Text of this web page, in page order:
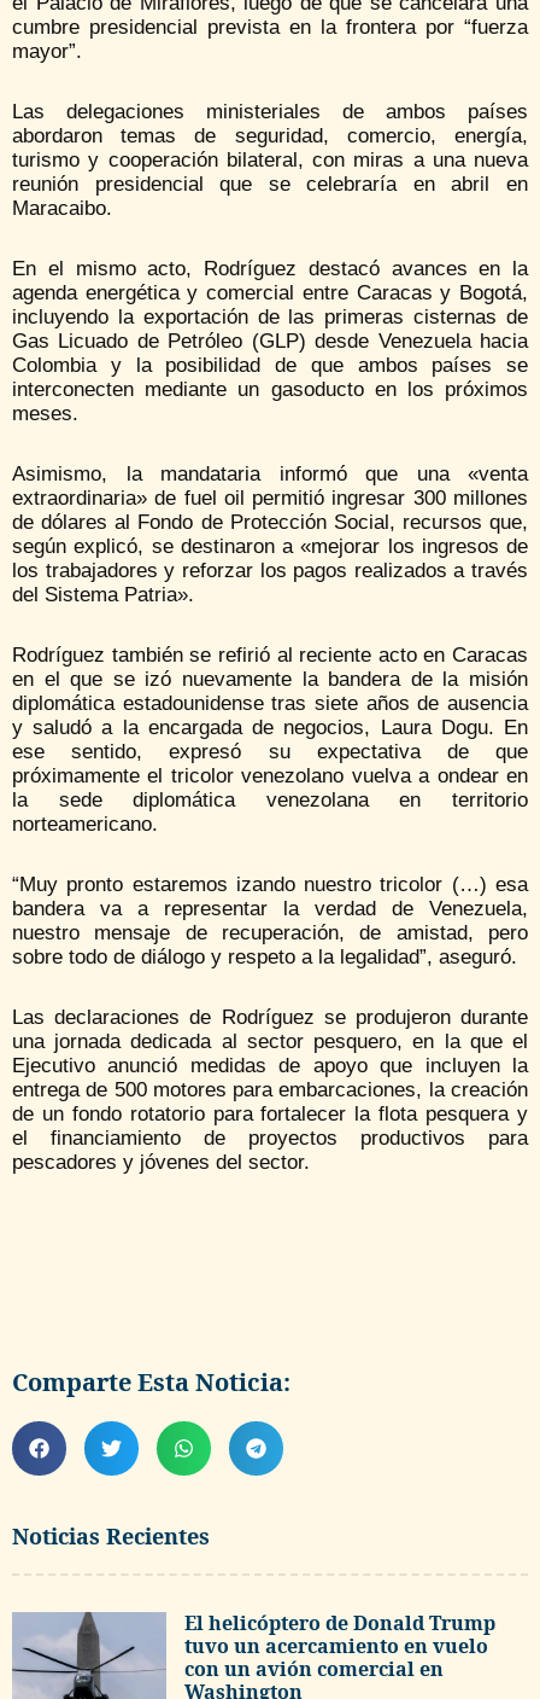
Noticias Recientes
El helicóptero de Donald Trump
tuvo un acercamiento en vuelo
con un avión comercial en
Washington
cumbre presidencial prevista en la frontera por “fuerza
mayor”.
Las delegaciones ministeriales de ambos países
abordaron temas de seguridad, comercio, energía,
turismo y cooperación bilateral, con miras a una nueva
reunión presidencial que se celebraría en abril en
Maracaibo.
En el mismo acto, Rodríguez destacó avances en la
agenda energética y comercial entre Caracas y Bogotá,
incluyendo la exportación de las primeras cisternas de
Gas Licuado de Petróleo (GLP) desde Venezuela hacia
Colombia y la posibilidad de que ambos países se
interconecten mediante un gasoducto en los próximos
meses.
Asimismo, la mandataria informó que una «venta
extraordinaria» de fuel oil permitió ingresar 300 millones
de dólares al Fondo de Protección Social, recursos que,
según explicó, se destinaron a «mejorar los ingresos de
los trabajadores y reforzar los pagos realizados a través
del Sistema Patria».
Rodríguez también se refirió al reciente acto en Caracas
en el que se izó nuevamente la bandera de la misión
diplomática estadounidense tras siete años de ausencia
y saludó a la encargada de negocios, Laura Dogu. En
ese sentido, expresó su expectativa de que
próximamente el tricolor venezolano vuelva a ondear en
la sede diplomática venezolana en territorio
norteamericano.
“Muy pronto estaremos izando nuestro tricolor (…) esa
bandera va a representar la verdad de Venezuela,
nuestro mensaje de recuperación, de amistad, pero
sobre todo de diálogo y respeto a la legalidad”, aseguró.
Las declaraciones de Rodríguez se produjeron durante
una jornada dedicada al sector pesquero, en la que el
Ejecutivo anunció medidas de apoyo que incluyen la
entrega de 500 motores para embarcaciones, la creación
de un fondo rotatorio para fortalecer la flota pesquera y
el financiamiento de proyectos productivos para
pescadores y jóvenes del sector.
Comparte Esta Noticia: